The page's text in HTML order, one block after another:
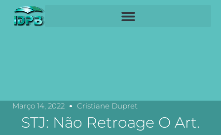
Março 14, 2022 Cristiane Dupret
STJ: Não Retroage O Art.